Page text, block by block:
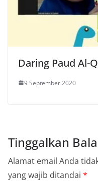
Daring Paud Al-
9 September 2020
Tinggalkan
Alamat email Anda
yang wajib ditandai *